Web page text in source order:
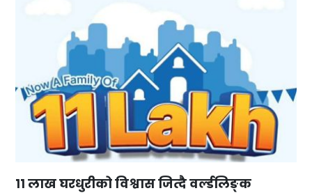
११ लाख घरधुरीको विश्वास जित्दै वर्ल्डलिङ्क